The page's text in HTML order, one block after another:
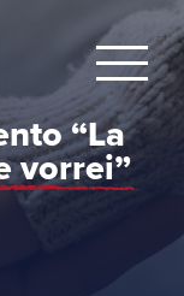
“La
vorrei”